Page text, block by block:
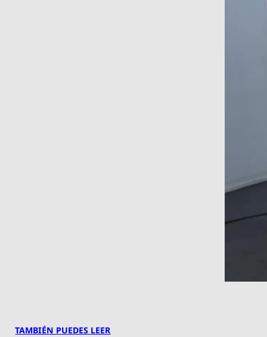
TAMBIÉN PUEDES LEER